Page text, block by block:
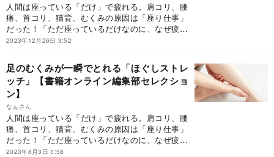
人間は座っている「だけ」で疲れる。肩コリ、腰
痛、首コリ、猫背、むくみの原因は「座り仕事」
だった！「ただ座っているだけなのに、なぜ疲れ
てしまうのか」。その答えはシンプルで明快。
流が悪くなり、コリが生まれる」から。硬くなっ
た筋肉を徹底的にほぐし、コリをとる。それには
ストレッチしかない。
2023年12月26日 3:52
足のむくみが一瞬でとれる「ほぐしストレ
ッチ」【書籍オンライン編集部セレクショ
ン】
なぁさん
人間は座っている「だけ」で疲れる。肩コリ、腰
痛、首コリ、猫背、むくみの原因は「座り仕事」
だった！「ただ座っているだけなのに、なぜ疲れ
てしまうのか」。その答えはシンプルで明快。
2023年8月3日 3:58